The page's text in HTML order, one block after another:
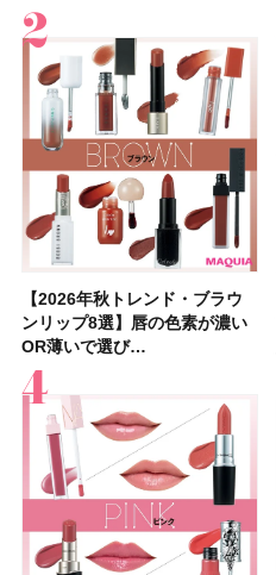
【2026年秋トレンド・ブラウ
ンリップ8選】唇の色素が濃い
OR薄いで選び…
【石井美保さん】おすすめの
「ブライトニング」11選！ ス
キンケアからサプ…
【2026年秋トレンド・ブラウ
ンリップ8選】唇の色素が濃い
OR薄いで選び…
【2026年】ボディ用日焼け止
めUVのおすすめ20選！ この夏
注目の人気…
【簡単・夏バテ防止レシピ12
選】食欲がない日にもおすす
め！ さっぱりご飯…
【2026年夏】おすすめのウル
フカット10選！ レングス別に
人気のヘアス…
【鈴木えみさんの愛用品30選】
コスメ・スキンケア・ヘアケア
etc.お気に…
【セザンヌ】8/7新色追加！
「ウォータリーティントリップ
」10モモピュ…